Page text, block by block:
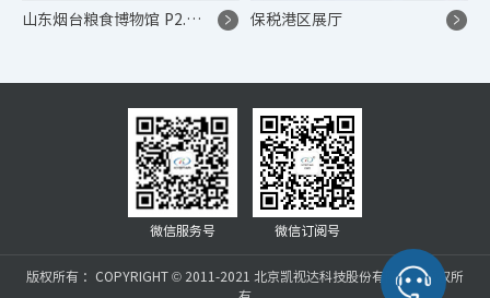
山东烟台粮食博物馆 P2.5 高端显示系统项目 保税港区展厅
微信服务号 微信订阅号
版权所有 ：COPYRIGHT © 2011-2021 北京凯视达科技股份有限公司版权所